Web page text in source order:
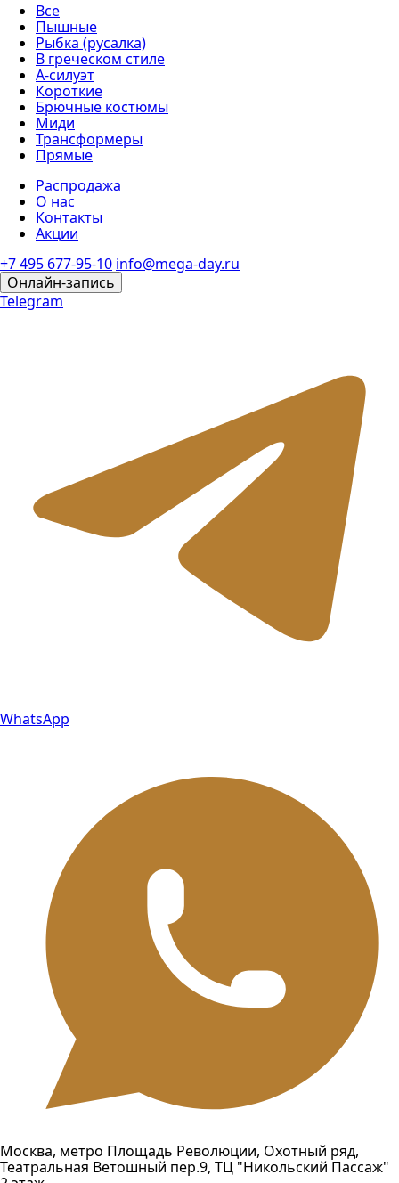
Все
Пышные
Рыбка (русалка)
В греческом стиле
А-силуэт
Короткие
Брючные костюмы
Миди
Трансформеры
Прямые
Распродажа
О нас
Контакты
Акции
+7 495 677-95-10 info@mega-day.ru
Онлайн-запись
Telegram
WhatsApp
Москва, метро Площадь Революции, Охотный ряд,
Театральная Ветошный пер.9, ТЦ "Никольский Пассаж"